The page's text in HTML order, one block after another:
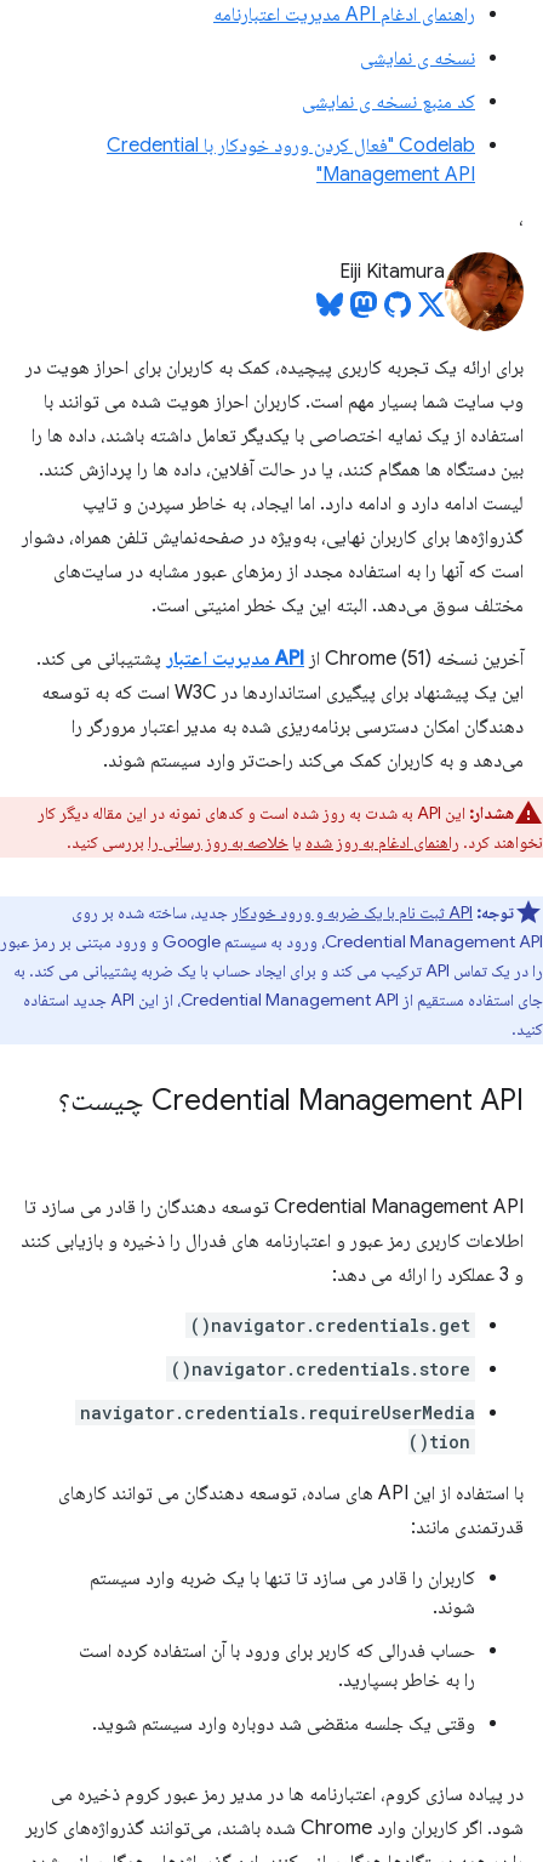
راهنمای ادغام API مدیریت اعتبارنامه
نسخه ی نمایشی
کد منبع نسخه ی نمایشی
Codelab "فعال کردن ورود خودکار با Credential
Management API"
،
Eiji Kitamura
برای ارائه یک تجربه کاربری پیچیده، کمک به کاربران برای احراز هویت در
وب سایت شما بسیار مهم است. کاربران احراز هویت شده می توانند با
استفاده از یک نمایه اختصاصی با یکدیگر تعامل داشته باشند، داده ها را
بین دستگاه ها همگام کنند، یا در حالت آفلاین، داده ها را پردازش کنند.
لیست ادامه دارد و ادامه دارد. اما ایجاد، به خاطر سپردن و تایپ
گذرواژه‌ها برای کاربران نهایی، به‌ویژه در صفحه‌نمایش تلفن همراه، دشوار
است که آنها را به استفاده مجدد از رمزهای عبور مشابه در سایت‌های
مختلف سوق می‌دهد. البته این یک خطر امنیتی است.
آخرین نسخه Chrome (51) از API مدیریت اعتبار
پشتیبانی می کند.
این یک پیشنهاد برای پیگیری استانداردها در W3C است که به توسعه
دهندگان امکان دسترسی برنامه‌ریزی شده به مدیر اعتبار مرورگر را
می‌دهد و به کاربران کمک می‌کند راحت‌تر وارد سیستم شوند.
هشدار:
این API به شدت به روز شده است و کدهای نمونه در این مقاله دیگر کار
نخواهند کرد. راهنمای ادغام به روز شده یا خلاصه به روز رسانی را بررسی کنید.
توجه: API ثبت نام با یک ضربه و ورود خودکار
جدید، ساخته شده بر روی
Credential Management API، ورود به سیستم Google و ورود مبتنی بر رمز عبور
را در یک تماس API ترکیب می کند و برای ایجاد حساب با یک ضربه پشتیبانی می کند. به
جای استفاده مستقیم از Credential Management API، از این API جدید استفاده
کنید.
Credential Management API چیست؟
Credential Management API توسعه دهندگان را قادر می سازد تا
اطلاعات کاربری رمز عبور و اعتبارنامه های فدرال را ذخیره و بازیابی کنند
و 3 عملکرد را ارائه می دهد:
navigator.credentials.get()
navigator.credentials.store()
navigator.credentials.requireUserMedia
tion()
با استفاده از این API های ساده، توسعه دهندگان می توانند کارهای
قدرتمندی مانند:
کاربران را قادر می سازد تا تنها با یک ضربه وارد سیستم
شوند.
حساب فدرالی که کاربر برای ورود با آن استفاده کرده است
را به خاطر بسپارید.
وقتی یک جلسه منقضی شد دوباره وارد سیستم شوید.
در پیاده سازی کروم، اعتبارنامه ها در مدیر رمز عبور کروم ذخیره می
شود. اگر کاربران وارد Chrome شده باشند، می‌توانند گذرواژه‌های کاربر